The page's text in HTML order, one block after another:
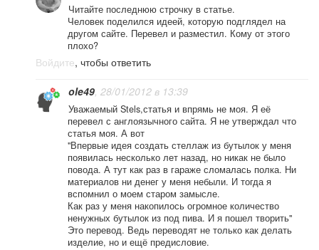
Читайте последнюю строчку в статье.
Человек поделился идеей, которую подглядел на
другом сайте. Перевел и разместил. Кому от этого
плохо?
Войдите, чтобы ответить
ole49, 28/01/2012 в 13:39
Уважаемый Stels,статья и впрямь не моя. Я её
перевел с англоязычного сайта. Я не утверждал что
статья моя. А вот
"Впервые идея создать стеллаж из бутылок у меня
появилась несколько лет назад, но никак не было
повода. А тут как раз в гараже сломалась полка. Ни
материалов ни денег у меня небыли. И тогда я
вспомнил о моем старом замысле.
Как раз у меня накопилось огромное количество
ненужных бутылок из под пива. И я пошел творить"
Это перевод. Ведь переводят не только как делать
изделие, но и ещё предисловие.